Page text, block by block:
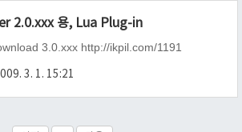
2.0.xxx 용, Lua Plug-in
3.0.xxx http://ikpil.com/1191
3. 1. 15:21